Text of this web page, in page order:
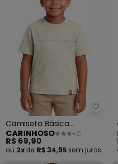
Camiseta Básica
Texturizada (Off White)
CARINHOSO
R$ 69,90
ou 2x de R$ 34,95 sem juros